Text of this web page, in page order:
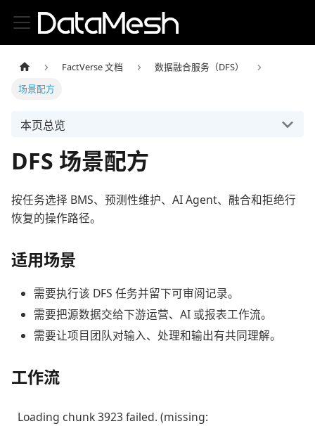
FactVerse 文档
数据融合服务（DFS）
场景配方
本页总览
DFS 场景配方
按任务选择 BMS、预测性维护、AI Agent、融合和拒绝行
恢复的操作路径。
适用场景
需要执行该 DFS 任务并留下可审阅记录。
需要把源数据交给下游运营、AI 或报表工作流。
需要让项目团队对输入、处理和输出有共同理解。
工作流
Loading chunk 3923 failed. (missing: